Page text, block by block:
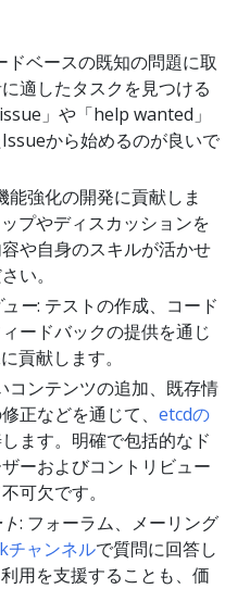
ドベースの既知の問題に取
適したタスクを見つける
」や「help wanted」
から始めるのが良いで
能強化の開発に貢献しま
プやディスカッションを
や自身のスキルが活かせ
い。
ー: テストの作成、コード
ードバックの提供を通じ
貢献します。
コンテンツの追加、既存情
正などを通じて、 etcdの
ます。明確で包括的なド
ーおよびコントリビュー
可欠です。
: フォーラム、メーリング
チャンネルで質問に回答し
用を支援することも、価